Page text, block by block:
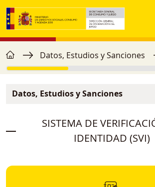
Pasar al contenido principal
Ruta de navegación
home Datos, Estudios y Sanciones
Datos, Estudios y Sanciones
SISTEMA DE
IDENTIDAD (SVI)